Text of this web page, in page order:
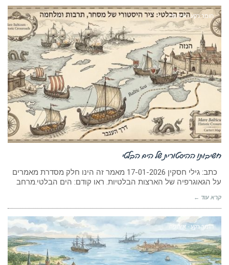
חומר רקע - אירופה
חשיבותו ההיסטורית של הים הבלטי
כתב: גילי חסקין 17-01-2026 מאמר זה הינו חלק מסדרת מאמרים
על הגאוגרפיה של הארצות הבלטיות. ראו קודם: הים הבלטי.מרחב
קרא עוד ←
חומר רקע - אירופה